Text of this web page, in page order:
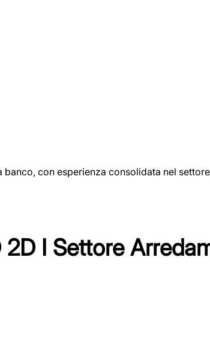
con esperienza consolidata nel
2D I Settore